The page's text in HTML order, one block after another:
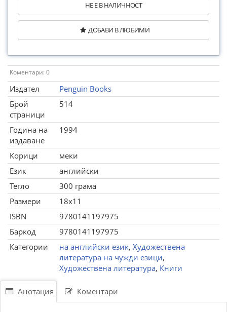
НЕ Е В НАЛИЧНОСТ
ДОБАВИ В ЛЮБИМИ
Коментари: 0
Издател
Penguin Books
Брой
страници
514
Година на
издаване
1994
Корици
меки
Език
английски
Тегло
300 грама
Размери
18x11
ISBN
9780141197975
Баркод
9780141197975
Категории
на английски език, Художествена
литература на чужди езици,
Художествена литература, Книги
Анотация Коментари